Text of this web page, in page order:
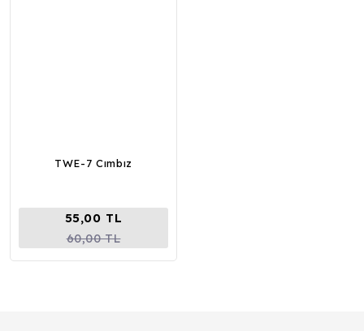
TWE-7 Cımbız
55,00 TL
60,00 TL